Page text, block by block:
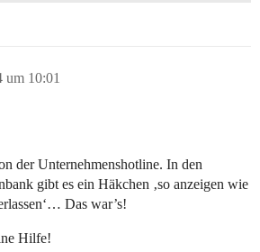
um 10:01
der Unternehmenshotline. In den
gibt es ein Häkchen ‚so anzeigen wie
Das war’s!
Hilfe!